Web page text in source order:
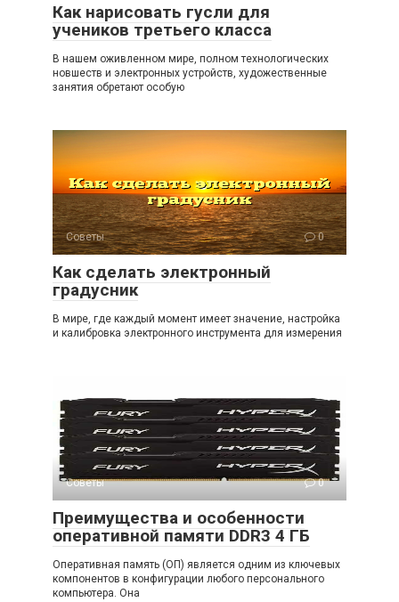
Как нарисовать гусли для
учеников третьего класса
В нашем оживленном мире, полном технологических
новшеств и электронных устройств, художественные
занятия обретают особую
Советы 0
Как сделать электронный
градусник
В мире, где каждый момент имеет значение, настройка
и калибровка электронного инструмента для измерения
Советы 0
Преимущества и особенности
оперативной памяти DDR3 4 ГБ
Оперативная память (ОП) является одним из ключевых
компонентов в конфигурации любого персонального
компьютера. Она